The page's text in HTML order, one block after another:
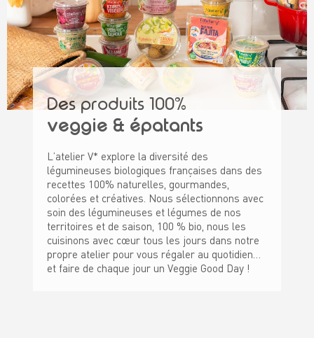
Des produits 100%
veggie & épatants
L’atelier V* explore la diversité des
légumineuses biologiques françaises dans des
recettes 100% naturelles, gourmandes,
colorées et créatives. Nous sélectionnons avec
soin des légumineuses et légumes de nos
territoires et de saison, 100 % bio, nous les
cuisinons avec cœur tous les jours dans notre
propre atelier pour vous régaler au quotidien…
et faire de chaque jour un Veggie Good Day !